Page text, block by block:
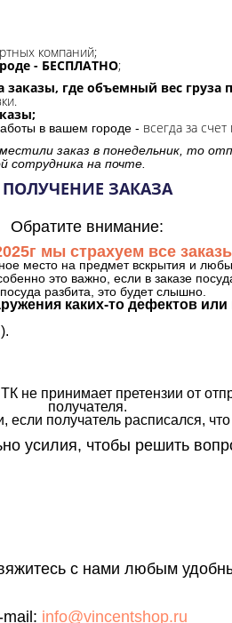
компаний;
- БЕСПЛАТНО;
заказы, где объемный вес
в вашем городе - всегда за
заказ в понедельник, то
сотрудника на почте.
ПОЛУЧЕНИЕ ЗАКАЗА
Обратите внимание:
мы страхуем все
место на предмет вскрытия и
это важно, если в заказе
разбита, это будет слышно.
каких-то дефектов
не принимает претензии от
получателя.
получатель расписался, что
усилия, чтобы решить
с нами любым
mail: info@vincentshop.ru